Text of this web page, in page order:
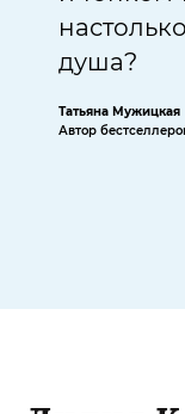
душа?
Татьяна Мужицкая
Автор